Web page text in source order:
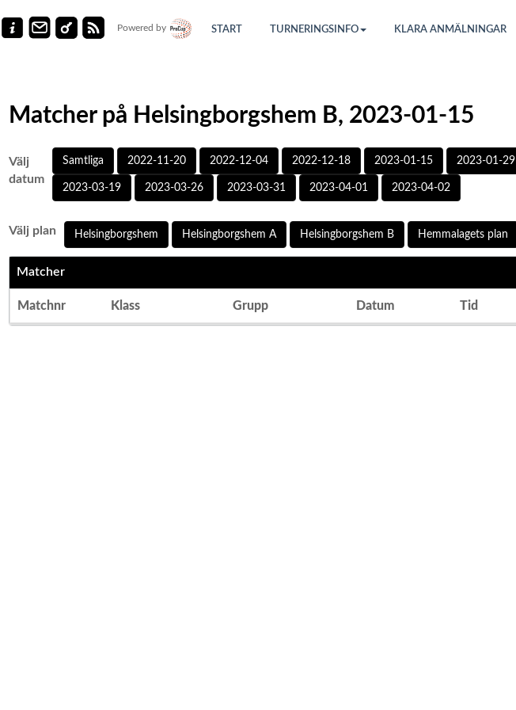
Powered by START TURNERINGSINFO KLARA ANMÄLNINGAR
Matcher på Helsingborgshem B, 2023-01-15
Välj
datum
Samtliga 2022-11-20 2022-12-04 2022-12-18 2023-01-15 2023-01-29
2023-03-19 2023-03-26 2023-03-31 2023-04-01 2023-04-02
Välj plan Helsingborgshem Helsingborgshem A Helsingborgshem B Hemmalagets plan
Matcher
Matchnr Klass Grupp Datum Tid